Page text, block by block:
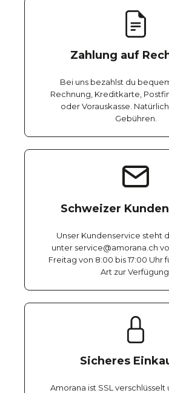
Zahlung auf
Bei uns bezahlst du
Rechnung, Kreditkarte,
oder Vorauskasse.
Gebühren.
Schweizer
Unser Kundenservice steht
unter service@amorana.ch
Freitag von 8:00 bis 17:00 Uhr
Art zur Verfügung.
Sicheres
Amorana ist SSL